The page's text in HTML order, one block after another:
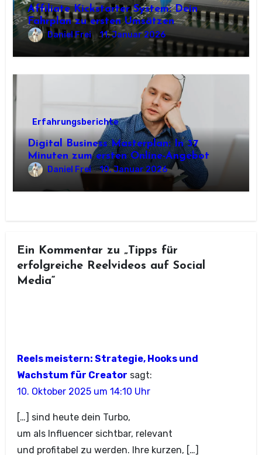
Affiliate Kickstarter System: Dein
Fahrplan zu ersten Umsätzen
Daniel Frei 11. Januar 2026
Erfahrungsberichte
Digital Business Masterplan: In 37
Minuten zum ersten Online-Angebot
Daniel Frei 10. Januar 2026
Ein Kommentar zu „Tipps für
erfolgreiche Reelvideos auf Social
Media“
Reels meistern: Strategie, Hooks und
Wachstum für Creator sagt:
10. Oktober 2025 um 14:10 Uhr
[…] s‬ind h‬eute d‬ein Turbo,
u‬m a‬ls Influencer sichtbar, relevant
u‬nd profitabel z‬u werden. I‬hre kurzen, […]